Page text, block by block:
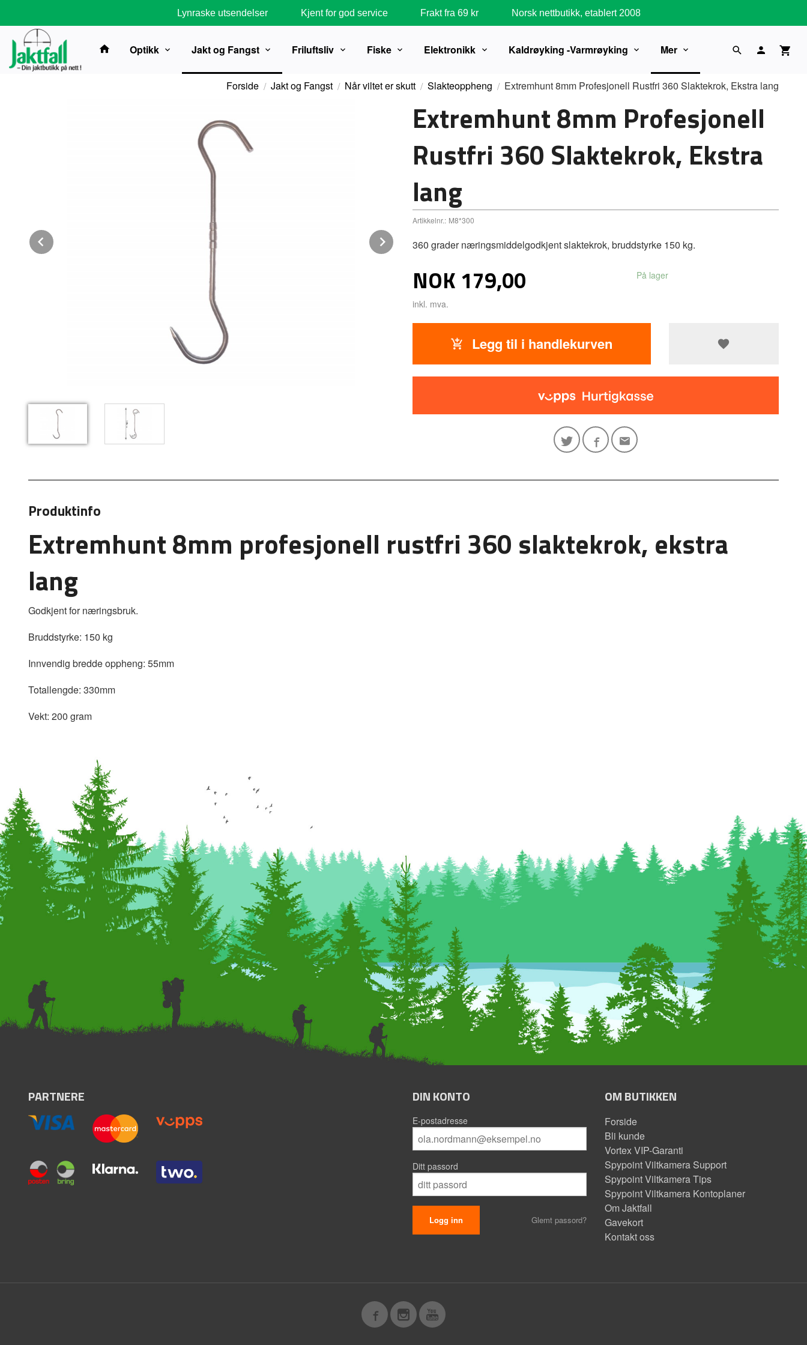
innholdet
Lynraske utsendelser Kjent for god service Frakt fra 69 kr Norsk nettbutikk, etablert 2008
Optikk Jakt og Fangst Friluftsliv Fiske Elektronikk Kaldrøyking -Varmrøyking Mer
Forside Jakt og Fangst Når viltet er skutt Slakteoppheng Extremhunt 8mm Profesjonell Rustfri 360 Slaktekrok, Ekstra lang
Next
Extremhunt 8mm Profesjonell
Rustfri 360 Slaktekrok, Ekstra
lang
Artikkelnr.: M8*300
360 grader næringsmiddelgodkjent slaktekrok, bruddstyrke 150 kg.
Pris
NOK 179,00
inkl. mva.
På lager
Legg til i handlekurven
Produktinfo
Extremhunt 8mm profesjonell rustfri 360 slaktekrok, ekstra
lang
Godkjent for næringsbruk.
Bruddstyrke: 150 kg
Innvendig bredde oppheng: 55mm
Totallengde: 330mm
Vekt: 200 gram
PARTNERE DIN KONTO
E-postadresse
Ditt passord
Glemt passord?
OM BUTIKKEN
Forside
Bli kunde
Vortex VIP-Garanti
Spypoint Viltkamera Support
Spypoint Viltkamera Tips
Spypoint Viltkamera Kontoplaner
Om Jaktfall
Gavekort
Kontakt oss